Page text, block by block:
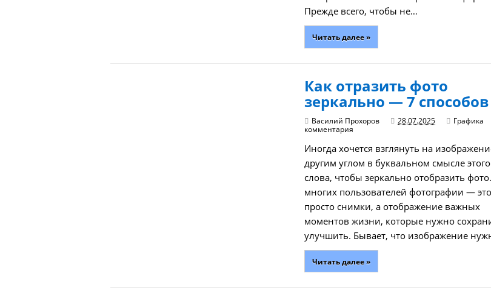
Прежде всего, чтобы не…
Читать далее »
Как отразить фото
зеркально — 7 способов
Василий Прохоров 28.07.2025 Графика
комментария
Иногда хочется взглянуть на
другим углом в буквальном смысле этого
слова, чтобы зеркально отобразить
многих пользователей фотографии —
просто снимки, а отображение важных
моментов жизни, которые нужно
улучшить. Бывает, что изображение
Читать далее »